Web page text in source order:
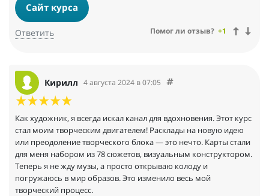
Сайт курса
Ответить Помог ли отзыв? +1
Кирилл 4 августа 2024 в 07:05
Как художник, я всегда искал канал для вдохновения. Этот курс
стал моим творческим двигателем! Расклады на новую идею
или преодоление творческого блока — это нечто. Карты стали
для меня набором из 78 сюжетов, визуальным конструктором.
Теперь я не жду музы, а просто открываю колоду и
погружаюсь в мир образов. Это изменило весь мой
творческий процесс.